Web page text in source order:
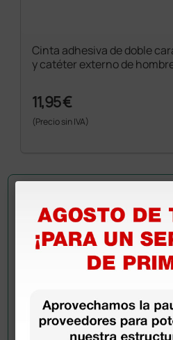
Cinta adhesiva de doble
y catéter externo de
11,95 €
(Precio sin IVA)
¿Todavía tienes alguna